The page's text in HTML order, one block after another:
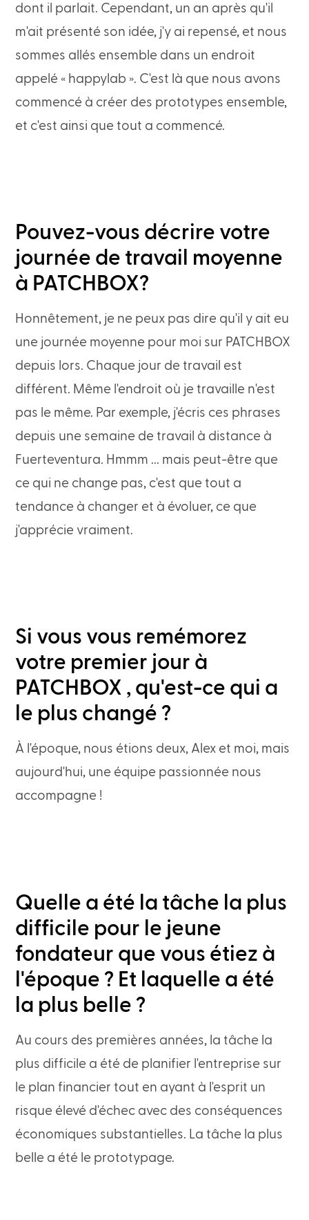
dont il parlait. Cependant, un an après qu'il
m'ait présenté son idée, j'y ai repensé, et nous
sommes allés ensemble dans un endroit
appelé « happylab ». C'est là que nous avons
commencé à créer des prototypes ensemble,
et c'est ainsi que tout a commencé.
Pouvez-vous décrire votre
journée de travail moyenne
à PATCHBOX?
Honnêtement, je ne peux pas dire qu'il y ait eu
une journée moyenne pour moi sur PATCHBOX
depuis lors. Chaque jour de travail est
différent. Même l'endroit où je travaille n'est
pas le même. Par exemple, j'écris ces phrases
depuis une semaine de travail à distance à
Fuerteventura. Hmmm ... mais peut-être que
ce qui ne change pas, c'est que tout a
tendance à changer et à évoluer, ce que
j'apprécie vraiment.
Si vous vous remémorez
votre premier jour à
PATCHBOX , qu'est-ce qui a
le plus changé ?
À l'époque, nous étions deux, Alex et moi, mais
aujourd'hui, une équipe passionnée nous
accompagne !
Quelle a été la tâche la plus
difficile pour le jeune
fondateur que vous étiez à
l'époque ? Et laquelle a été
la plus belle ?
Au cours des premières années, la tâche la
plus difficile a été de planifier l'entreprise sur
le plan financier tout en ayant à l'esprit un
risque élevé d'échec avec des conséquences
économiques substantielles. La tâche la plus
belle a été le prototypage.